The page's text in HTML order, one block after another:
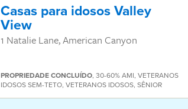
Casas para idosos Valley
View
1 Natalie Lane, American Canyon
PROPRIEDADECONCLUÍDO,30-60% AMI,VETERANOS
IDOSOS SEM-TETO,VETERANOS IDOSOS,SÊNIOR